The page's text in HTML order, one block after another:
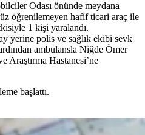
Odası önünde meydana
öğrenilemeyen hafif ticari araç ile
1 kişi yaralandı.
yerine polis ve sağlık ekibi sevk
ambulansla Niğde Ömer
Araştırma Hastanesi’ne
başlattı.